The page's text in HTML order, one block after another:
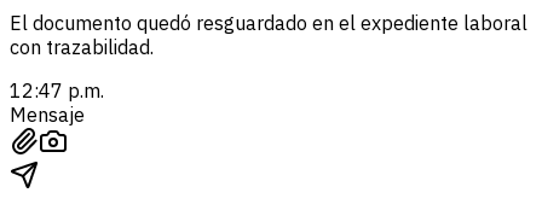
El documento quedó resguardado en el expediente laboral
con trazabilidad.
12:47 p.m.
Mensaje